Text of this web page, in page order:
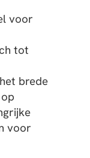
voor
tot
brede
voor